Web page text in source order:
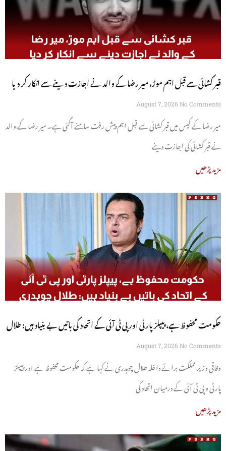
قبر کشائی سے قبل اہم موڑ، میر رضا کے والد نے اجازت دینے سے انکار کر دیا
August 7, 2026 No Comments
میر رضا کے کیس میں قبر کشائی سے قبل اہم پیش رفت سامنے آگئی ہے۔ میر رضا کے والد
نے قبر کشائی کی اجازت دینے
مزید پڑھیں
حکومت محفوظ ہے، پیپلز پارٹی اور پی ٹی آئی کے اتحاد کی باتیں بے بنیاد ہیں: طلال
چوہدری
August 7, 2026 No Comments
وفاقی وزیر مملکت برائے داخلہ طلال چوہدری نے کہا ہے کہ حکومت محفوظ ہے اور پیپلز
پارٹی و پی ٹی آئی کے درمیان اتحاد کی
مزید پڑھیں